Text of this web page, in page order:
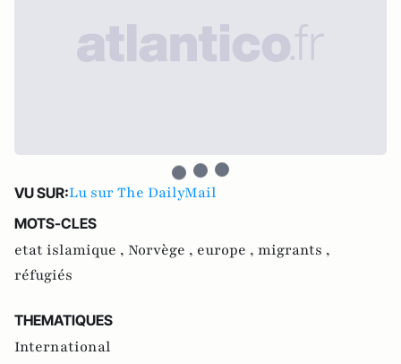
VU SUR:Lu sur The DailyMail
MOTS-CLES
etat islamique , Norvège , europe , migrants ,
réfugiés
THEMATIQUES
International